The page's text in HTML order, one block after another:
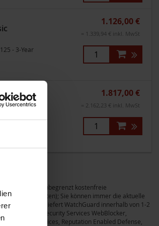
- 3-Year
1.126,00 €
= 1.339,94 € inkl. MwSt
- 5-Year
1.817,00 €
= 2.162,23 € inkl. MwSt
Sie erhalten unbegrenzt kostenfreie
Reaktionszeiten); Sie können immer die aktuelle
Defekt liefert WatchGuard innerhalb von 1-2
zusätzlichen Security Services WebBlocker,
Services, Reputation Enabled Defense,